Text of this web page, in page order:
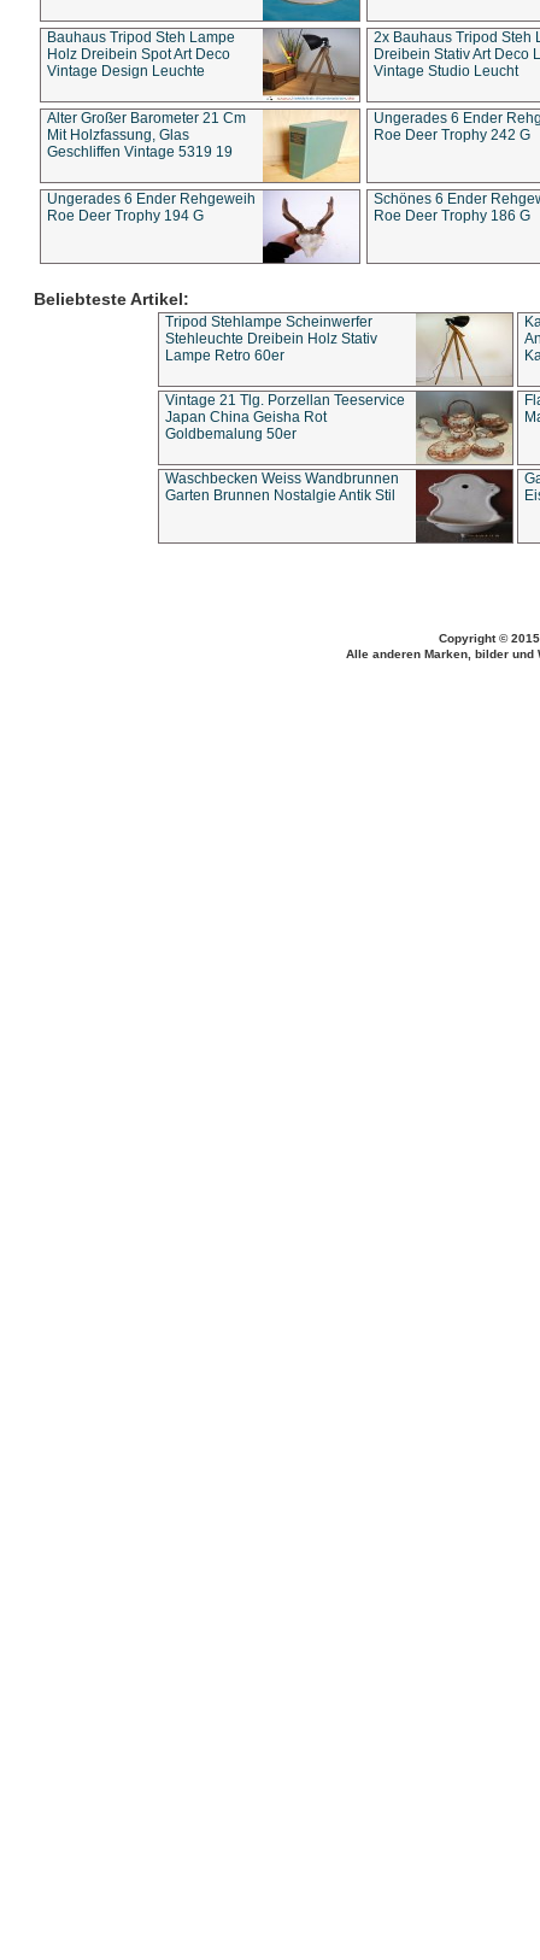
Bauhaus Tripod Steh Lampe
Holz Dreibein Spot Art Deco
Vintage Design Leuchte
2x Bauhaus Tripod Steh
Dreibein Stativ Art Deco
Vintage Studio Leucht
Alter Großer Barometer 21 Cm
Mit Holzfassung, Glas
Geschliffen Vintage 5319 19
Ungerades 6 Ender
Roe Deer Trophy 242 G
Ungerades 6 Ender Rehgeweih
Roe Deer Trophy 194 G
Schönes 6 Ender
Roe Deer Trophy 186 G
Beliebteste Artikel:
Tripod Stehlampe Scheinwerfer
Stehleuchte Dreibein Holz Stativ
Lampe Retro 60er
Vintage 21 Tlg. Porzellan Teeservice
Japan China Geisha Rot
Goldbemalung 50er
Waschbecken Weiss Wandbrunnen
Garten Brunnen Nostalgie Antik Stil
Copyright ©
Alle anderen Marken, bilder und